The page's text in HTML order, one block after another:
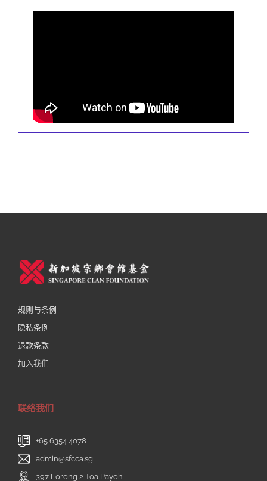
规则与条例
隐私条例
退款条款
加入我们
联络我们
+65 6354 4078
admin@sfcca.sg
397 Lorong 2 Toa Payoh